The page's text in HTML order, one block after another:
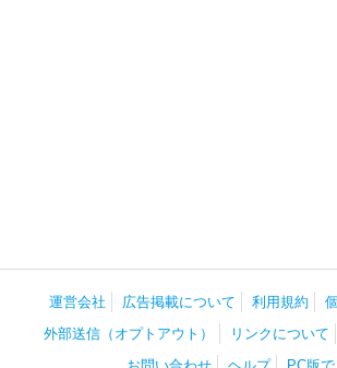
運営会社 広告掲載について 利用規約
外部送信（オプトアウト）
リンクについて